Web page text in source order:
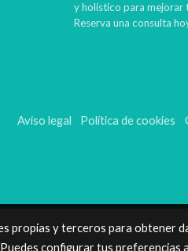
y holístico para mejorar
Reserva una consulta
Aviso legal Política de cookies
propias y terceros para obtener
configurar tus preferencias